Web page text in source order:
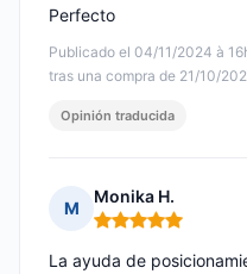
Publicado el 04/11/2024 à
tras una compra de 21/10/
Perfecto
Opinión traducida
M
Monika H.
Nota: 5 de 5
La ayuda de